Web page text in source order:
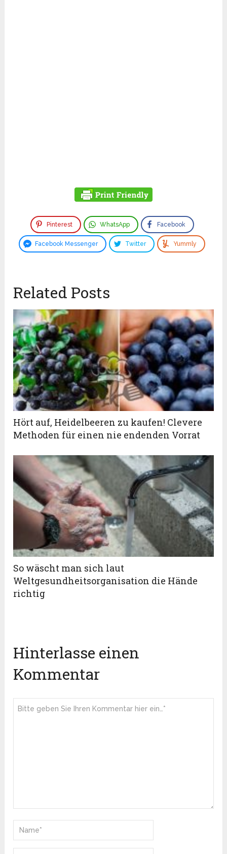
Pinterest WhatsApp Facebook
Facebook Messenger Twitter Yummly
Related Posts
Hört auf, Heidelbeeren zu kaufen! Clevere
Methoden für einen nie endenden Vorrat
So wäscht man sich laut
Weltgesundheitsorganisation die Hände
richtig
Hinterlasse einen
Kommentar